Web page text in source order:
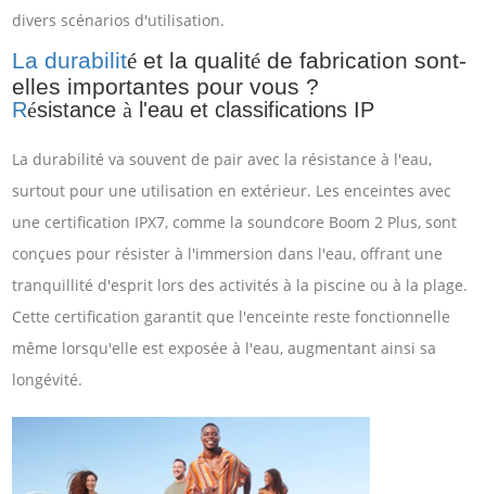
divers scénarios d'utilisation.
La durabilité et la qualité de fabrication sont-
elles importantes pour vous ?
Résistanceà l'eau et classifications IP
La durabilité va souvent de pair avec la résistance à l'eau,
surtout pour une utilisation en extérieur. Les enceintes avec
une certification IPX7, comme la soundcore Boom 2 Plus, sont
conçues pour résister à l'immersion dans l'eau, offrant une
tranquillité d'esprit lors des activités à la piscine ou à la plage.
Cette certification garantit que l'enceinte reste fonctionnelle
même lorsqu'elle est exposée à l'eau, augmentant ainsi sa
longévité.